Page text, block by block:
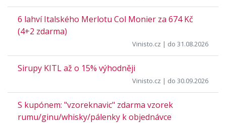
6 lahví Italského Merlotu Col Monier za 674 Kč
(4+2 zdarma)
Vinisto.cz | do 31.08.2026
Sirupy KITL až o 15% výhodněji
Vinisto.cz | do 30.09.2026
S kupónem: "vzoreknavic" zdarma vzorek
rumu/ginu/whisky/pálenky k objednávce